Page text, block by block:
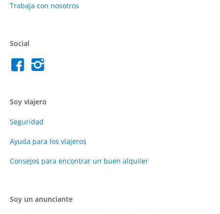
Trabaja con nosotros
Social
Soy viajero
Seguridad
Ayuda para los viajeros
Consejos para encontrar un buen alquiler
Soy un anunciante